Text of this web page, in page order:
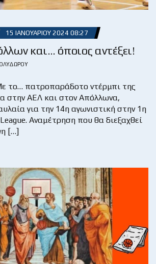
15 ΙΑΝΟΥΑΡΊΟΥ 2024 08:27
και… όποιος αντέξει!
το… πατροπαράδοτο ντέρμπι της
στην ΑΕΛ και στον Απόλλωνα,
για την 14η αγωνιστική στην 1η
Αναμέτρηση που θα διεξαχθεί
[…]